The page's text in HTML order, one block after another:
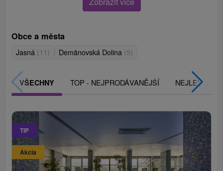
Obce a města
Jasná (11) Demänovská Dolina (5)
VŠECHNY TOP - NEJPRODÁVANĚJŠÍ NEJLEVNĚJŠÍ
TIP
Akcia